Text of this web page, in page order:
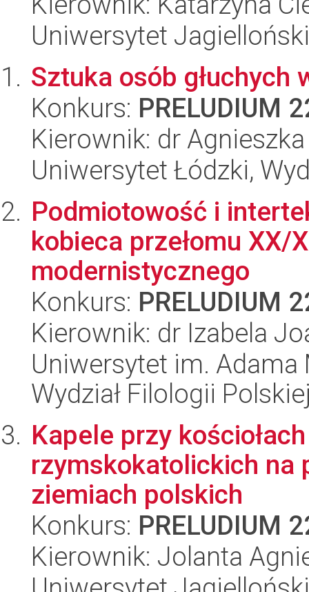
Uniwersytet
Sztuka osób głuchych
Konkurs: PRELUDIUM
Kierownik: dr
Uniwersytet Łódzki,
Podmiotowość i
kobieca przełomu XX/
modernistycznego
Konkurs: PRELUDIUM
Kierownik: dr Izabela
Uniwersytet im.
Wydział Filologii
Kapele przy
rzymskokatolickich na
ziemiach polskich
Konkurs: PRELUDIUM
Kierownik: Jolanta